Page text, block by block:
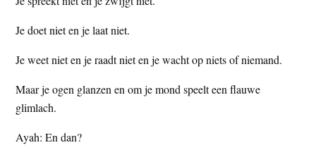
Je doet niet en je laat niet.
Je weet niet en je raadt niet en je wacht op niets of niemand.
Maar je ogen glanzen en om je mond speelt een flauwe
glimlach.
Ayah: En dan?